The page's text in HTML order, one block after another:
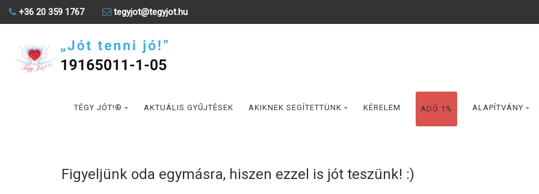
+36 20 359 1767 tegyjot@tegyjot.hu
TÉGY JÓT!® AKTUÁLIS GYŰJTÉSEK AKIKNEK SEGÍTETTÜNK KÉRELEM ADÓ 1% ALAPÍTVÁNY
Figyeljünk oda egymásra, hiszen ezzel is jót teszünk! :)